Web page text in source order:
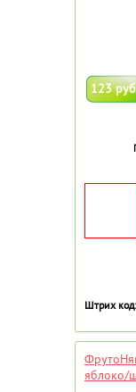
123 руб
Штрих код:
яблоко/